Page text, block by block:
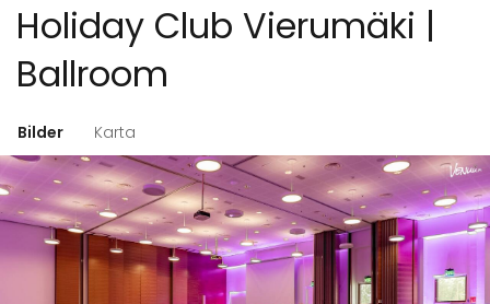
Lägg till din lokal
Holiday Club Vierumäki |
Ballroom
Bilder Karta